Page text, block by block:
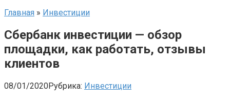
Главная » Инвестиции
Сбербанк инвестиции — обзор
площадки, как работать, отзывы
клиентов
08/01/2020Рубрика: Инвестиции